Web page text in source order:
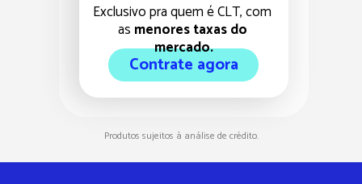
Exclusivo pra quem é CLT, com
as menores taxas do
mercado.
Contrate agora
Produtos sujeitos à análise de crédito.